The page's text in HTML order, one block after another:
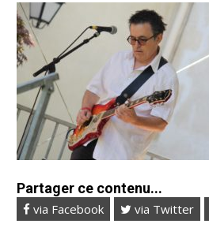
Partager ce contenu...
via Facebook via Twitter